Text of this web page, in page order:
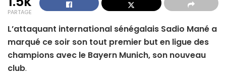
PARTAGE
L’attaquant international sénégalais Sadio Mané a
marqué ce soir son tout premier but en ligue des
champions avec le Bayern Munich, son nouveau
club.